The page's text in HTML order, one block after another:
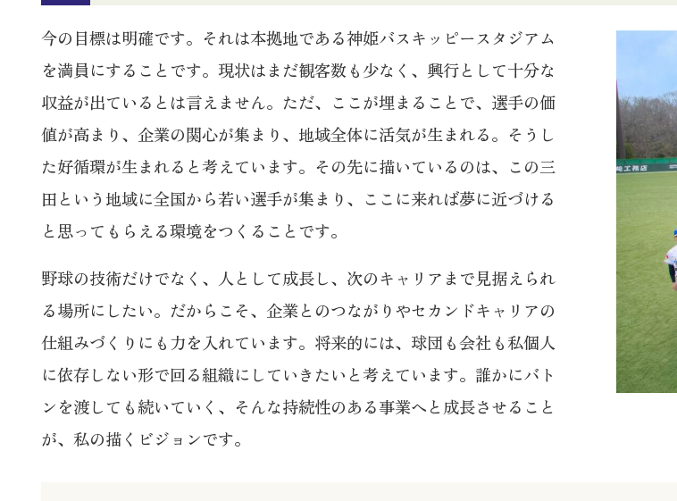
今の目標は明確です。それは本拠地である神姫バスキッピースタジアム
を満員にすることです。現状はまだ観客数も少なく、興行として十分な
収益が出ているとは言えません。ただ、ここが埋まることで、選手の価
値が高まり、企業の関心が集まり、地域全体に活気が生まれる。そうし
た好循環が生まれると考えています。その先に描いているのは、この三
田という地域に全国から若い選手が集まり、ここに来れば夢に近づける
と思ってもらえる環境をつくることです。
野球の技術だけでなく、人として成長し、次のキャリアまで見据えられ
る場所にしたい。だからこそ、企業とのつながりやセカンドキャリアの
仕組みづくりにも力を入れています。将来的には、球団も会社も私個人
に依存しない形で回る組織にしていきたいと考えています。誰かにバト
ンを渡しても続いていく、そんな持続性のある事業へと成長させること
が、私の描くビジョンです。